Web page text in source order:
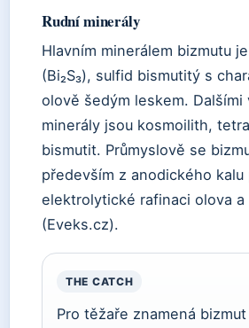
Rudní minerály
Hlavním minerálem bizmutu
(Bi₂S₃), sulfid bismutitý s
olově šedým leskem. Dalšími
minerály jsou kosmoilith,
bismutit. Průmyslově se
především z anodického kalu
elektrolytické rafinaci olova a
(Eveks.cz).
THE CATCH
Pro těžaře znamená